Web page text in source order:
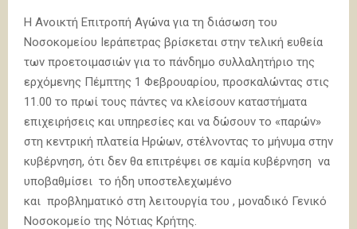
Η Ανοικτή Επιτροπή Αγώνα για τη διάσωση του
Νοσοκομείου Ιεράπετρας βρίσκεται στην τελική ευθεία
των προετοιμασιών για το πάνδημο συλλαλητήριο της
ερχόμενης Πέμπτης 1 Φεβρουαρίου, προσκαλώντας στις
11.00 το πρωί τους πάντες να κλείσουν καταστήματα
επιχειρήσεις και υπηρεσίες και να δώσουν το «παρών»
στη κεντρική πλατεία Ηρώων, στέλνοντας το μήνυμα στην
κυβέρνηση, ότι δεν θα επιτρέψει σε καμία κυβέρνηση να
υποβαθμίσει το ήδη υποστελεχωμένο
και προβληματικό στη λειτουργία του , μοναδικό Γενικό
Νοσοκομείο της Νότιας Κρήτης.